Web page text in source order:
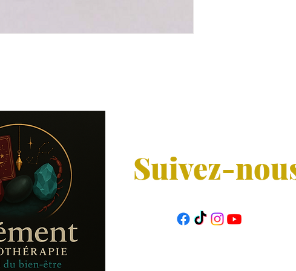
Suivez-